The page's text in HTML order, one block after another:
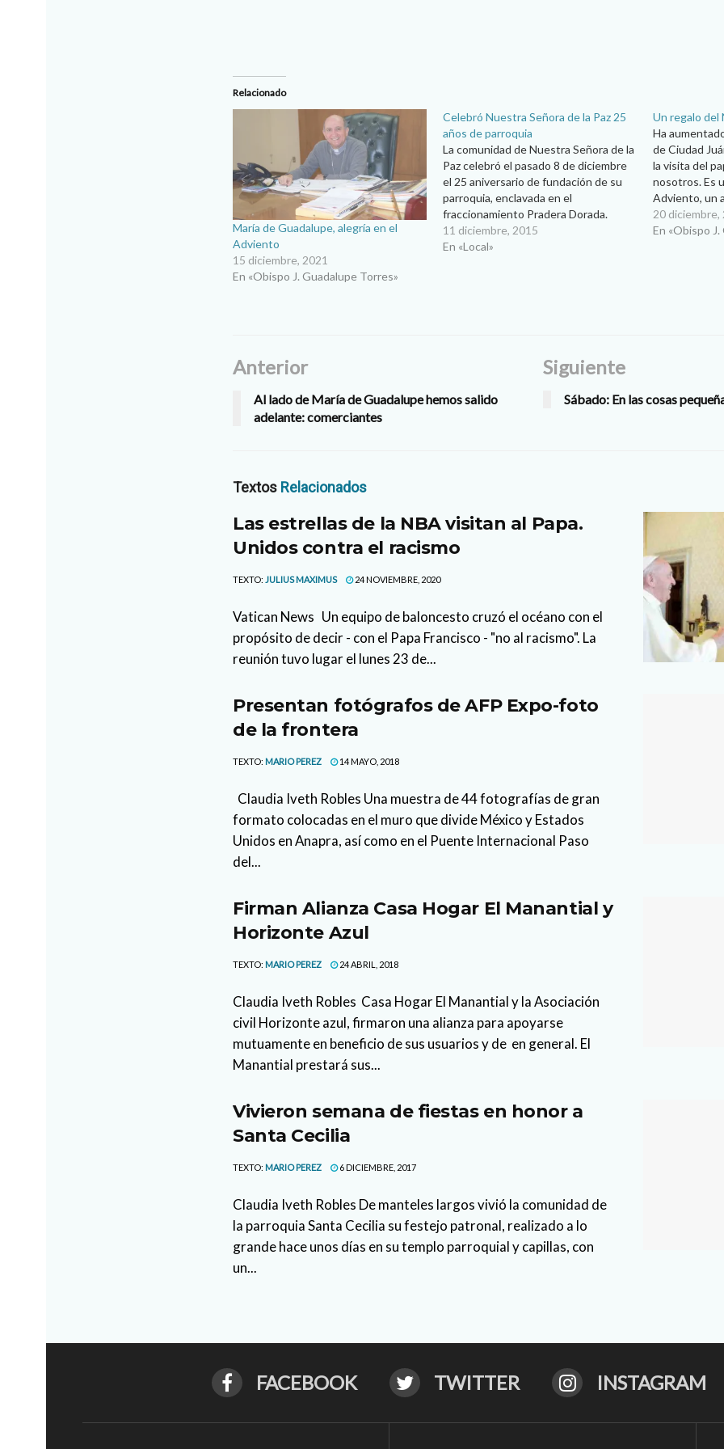
Relacionado
María de Guadalupe, alegría en el
Adviento
15 diciembre, 2021
En «Obispo J. Guadalupe Torres»
Celebró Nuestra Señora de la Paz 25
años de parroquia
La comunidad de Nuestra Señora de la
Paz celebró el pasado 8 de diciembre
el 25 aniversario de fundación de su
parroquia, enclavada en el
fraccionamiento Pradera Dorada.
Presidió la misa de aniversario el
obispo don José Guadalupe Torres
11 diciembre, 2015
En «Local»
Un regalo del
Ha
de Ciudad
la visita del
nosotros. Es
Adviento, un
más calidez a
esto no es
20 diciembre,
En «Obispo
Anterior
Al lado de María de Guadalupe hemos salido
adelante: comerciantes
Siguiente
Sábado: En las cosas
Textos Relacionados
Las estrellas de la NBA visitan al Papa.
Unidos contra el racismo
TEXTO: JULIUS MAXIMUS 24 NOVIEMBRE, 2020
Vatican News Un equipo de baloncesto cruzó el océano con el
propósito de decir - con el Papa Francisco - "no al racismo". La
reunión tuvo lugar el lunes 23 de...
Presentan fotógrafos de AFP Expo-foto
de la frontera
TEXTO: MARIO PEREZ 14 MAYO, 2018
Claudia Iveth Robles Una muestra de 44 fotografías de gran
formato colocadas en el muro que divide México y Estados
Unidos en Anapra, así como en el Puente Internacional Paso
del...
Firman Alianza Casa Hogar El Manantial y
Horizonte Azul
TEXTO: MARIO PEREZ 24 ABRIL, 2018
Claudia Iveth Robles Casa Hogar El Manantial y la Asociación
civil Horizonte azul, firmaron una alianza para apoyarse
mutuamente en beneficio de sus usuarios y de en general. El
Manantial prestará sus...
Vivieron semana de fiestas en honor a
Santa Cecilia
TEXTO: MARIO PEREZ 6 DICIEMBRE, 2017
Claudia Iveth Robles De manteles largos vivió la comunidad de
la parroquia Santa Cecilia su festejo patronal, realizado a lo
grande hace unos días en su templo parroquial y capillas, con
un...
FACEBOOK TWITTER INSTAGRAM